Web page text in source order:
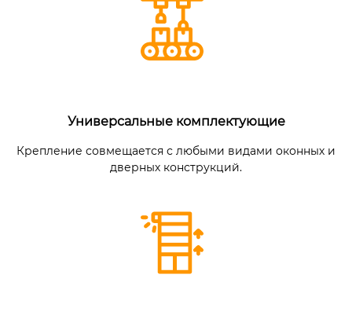
Универсальные комплектующие
Крепление совмещается с любыми видами оконных и
дверных конструкций.